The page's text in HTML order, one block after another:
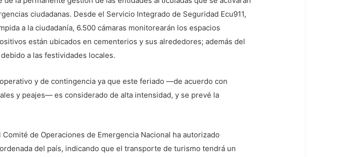
ciudadanas. Desde el Servicio Integrado de Seguridad Ecu911,
a la ciudadanía, 6.500 cámaras monitorearán los espacios
están ubicados en cementerios y sus alrededores; además del
a las festividades locales.
y de contingencia ya que este feriado —de acuerdo con
y peajes— es considerado de alta intensidad, y se prevé la
de Operaciones de Emergencia Nacional ha autorizado
del país, indicando que el transporte de turismo tendrá un